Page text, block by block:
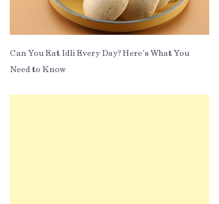
Can You Eat Idli Every Day? Here's What You
Need to Know